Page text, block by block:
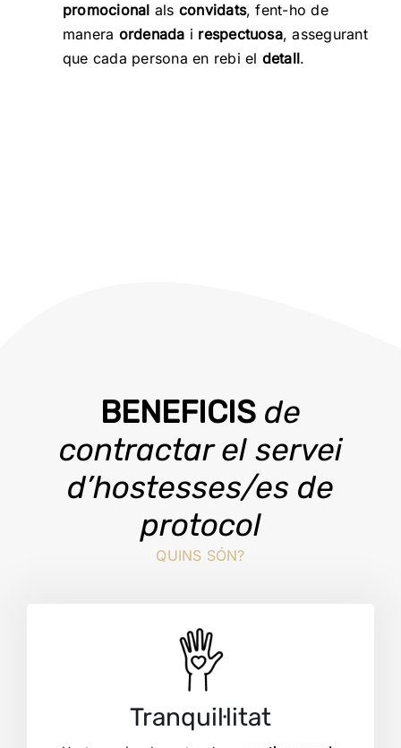
promocional als convidats, fent-ho de
manera ordenada i respectuosa, assegurant
que cada persona en rebi el detall.
BENEFICIS de
contractar el servei
d’hostesses/es de
protocol
QUINS SÓN?
Tranquil·litat